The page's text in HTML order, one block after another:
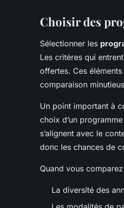
Choisir des
Sélectionner les
Les critères qui
offertes. Ces
comparaison
Un point important à
choix d’un
s’alignent avec le
donc les chances de
Quand vous
La diversité des